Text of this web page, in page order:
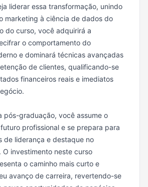
liderar essa transformação, unindo
marketing à ciência de dados do
do curso, você adquirirá a
o comportamento do
e dominará técnicas avançadas
de clientes, qualificando-se
financeiros reais e imediatos
pós-graduação, você assume o
profissional e se prepara para
de liderança e destaque no
O investimento neste curso
o caminho mais curto e
avanço de carreira, revertendo-se